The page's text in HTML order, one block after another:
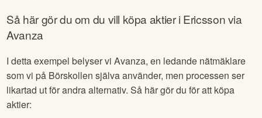
Så här gör du om du vill köpa aktier iEricssonvia
Avanza
I detta exempel belyser vi Avanza, en ledande nätmäklare
som vi på Börskollen själva använder, men processen ser
likartad ut för andra alternativ. Så här gör du för att köpa
aktier: